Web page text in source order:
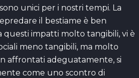
unici per i nostri tempi. La
il bestiame è ben
impatti molto tangibili, vi è
meno tangibili, ma molto
affrontati adeguatamente, si
come uno scontro di